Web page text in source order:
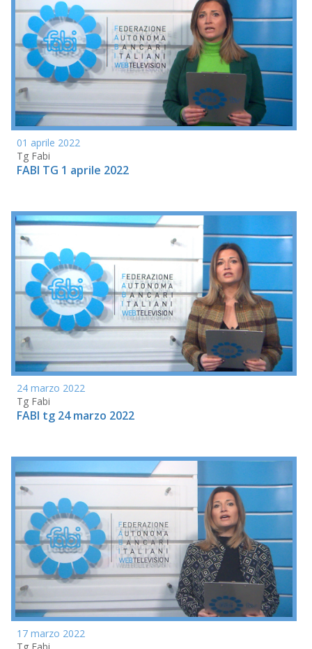
01 aprile 2022
Tg Fabi
FABI TG 1 aprile 2022
24 marzo 2022
Tg Fabi
FABI tg 24 marzo 2022
17 marzo 2022